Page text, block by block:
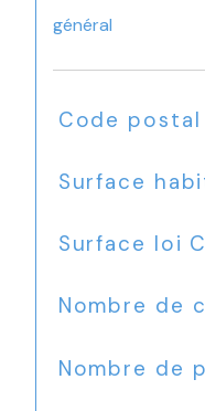
général
Code postal
Surface
Surface loi
Nombre de
Nombre de